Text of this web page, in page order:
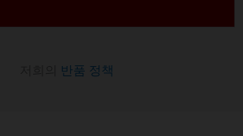
반품 정책